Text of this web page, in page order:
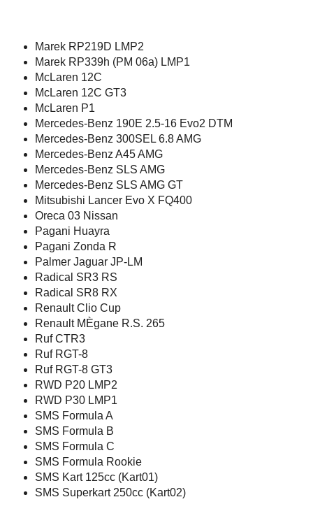
Marek RP219D LMP2
Marek RP339h (PM 06a) LMP1
McLaren 12C
McLaren 12C GT3
McLaren P1
Mercedes-Benz 190E 2.5-16 Evo2 DTM
Mercedes-Benz 300SEL 6.8 AMG
Mercedes-Benz A45 AMG
Mercedes-Benz SLS AMG
Mercedes-Benz SLS AMG GT
Mitsubishi Lancer Evo X FQ400
Oreca 03 Nissan
Pagani Huayra
Pagani Zonda R
Palmer Jaguar JP-LM
Radical SR3 RS
Radical SR8 RX
Renault Clio Cup
Renault MÈgane R.S. 265
Ruf CTR3
Ruf RGT-8
Ruf RGT-8 GT3
RWD P20 LMP2
RWD P30 LMP1
SMS Formula A
SMS Formula B
SMS Formula C
SMS Formula Rookie
SMS Kart 125cc (Kart01)
SMS Superkart 250cc (Kart02)